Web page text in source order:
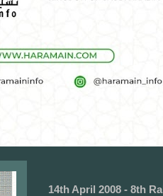
14th April 2008 - 8th